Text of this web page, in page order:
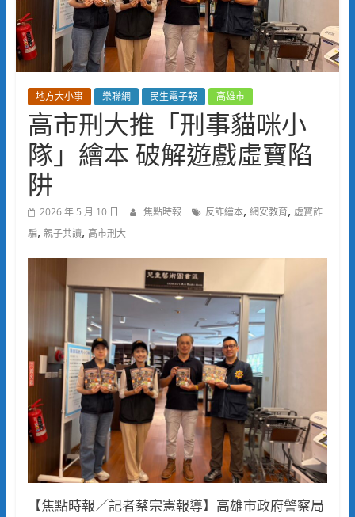
地方大小事 樂聯網 民生電子報 高雄市
高市刑大推「刑事貓咪小
隊」繪本 破解遊戲虛寶陷
阱
2026 年 5 月 10 日 焦點時報 反詐繪本, 網安教育, 虛寶詐
騙, 親子共讀, 高市刑大
【焦點時報／記者蔡宗憲報導】高雄市政府警察局